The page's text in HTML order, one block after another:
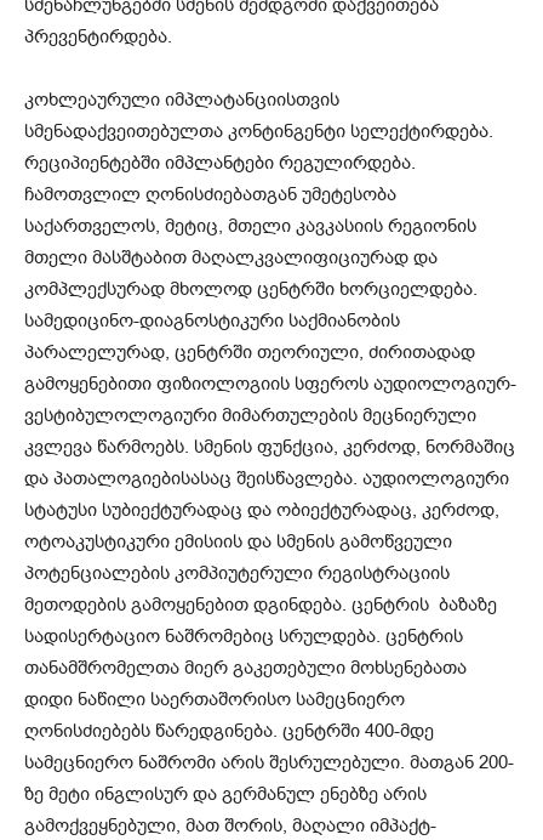
სმენაჩლუნგებში სმენის შემდგომი დაქვეითება
პრევენტირდება.
კოხლეაურული იმპლატანციისთვის
სმენადაქვეითებულთა კონტინგენტი სელექტირდება.
რეციპიენტებში იმპლანტები რეგულირდება.
ჩამოთვლილ ღონისძიებათგან უმეტესობა
საქართველოს, მეტიც, მთელი კავკასიის რეგიონის
მთელი მასშტაბით მაღალკვალიფიციურად და
კომპლექსურად მხოლოდ ცენტრში ხორციელდება.
სამედიცინო-დიაგნოსტიკური საქმიანობის
პარალელურად, ცენტრში თეორიული, ძირითადად
გამოყენებითი ფიზიოლოგიის სფეროს აუდიოლოგიურ-
ვესტიბულოლოგიური მიმართულების მეცნიერული
კვლევა წარმოებს. სმენის ფუნქცია, კერძოდ, ნორმაშიც
და პათალოგიებისასაც შეისწავლება. აუდიოლოგიური
სტატუსი სუბიექტურადაც და ობიექტურადაც, კერძოდ,
ოტოაკუსტიკური ემისიის და სმენის გამოწვეული
პოტენციალების კომპიუტერული რეგისტრაციის
მეთოდების გამოყენებით დგინდება. ცენტრის ბაზაზე
სადისერტაციო ნაშრომებიც სრულდება. ცენტრის
თანამშრომელთა მიერ გაკეთებული მოხსენებათა
დიდი ნაწილი საერთაშორისო სამეცნიერო
ღონისძიებებს წარედგინება. ცენტრში 400-მდე
სამეცნიერო ნაშრომი არის შესრულებული. მათგან 200-
ზე მეტი ინგლისურ და გერმანულ ენებზე არის
გამოქვეყნებული, მათ შორის, მაღალი იმპაქტ-